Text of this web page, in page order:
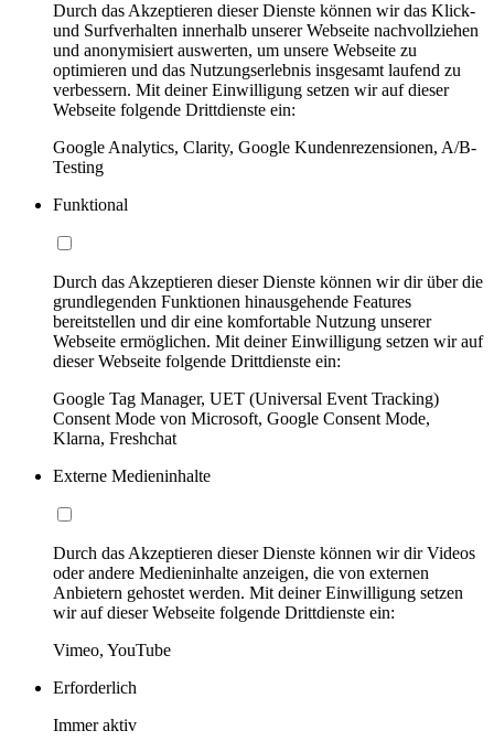
Durch das Akzeptieren dieser Dienste können wir das Klick-
und Surfverhalten innerhalb unserer Webseite nachvollziehen
und anonymisiert auswerten, um unsere Webseite zu
optimieren und das Nutzungserlebnis insgesamt laufend zu
verbessern. Mit deiner Einwilligung setzen wir auf dieser
Webseite folgende Drittdienste ein:
Google Analytics, Clarity, Google Kundenrezensionen, A/B-
Testing
Funktional
Durch das Akzeptieren dieser Dienste können wir dir über die
grundlegenden Funktionen hinausgehende Features
bereitstellen und dir eine komfortable Nutzung unserer
Webseite ermöglichen. Mit deiner Einwilligung setzen wir auf
dieser Webseite folgende Drittdienste ein:
Google Tag Manager, UET (Universal Event Tracking)
Consent Mode von Microsoft, Google Consent Mode,
Klarna, Freshchat
Externe Medieninhalte
Durch das Akzeptieren dieser Dienste können wir dir Videos
oder andere Medieninhalte anzeigen, die von externen
Anbietern gehostet werden. Mit deiner Einwilligung setzen
wir auf dieser Webseite folgende Drittdienste ein:
Vimeo, YouTube
Erforderlich
Immer aktiv